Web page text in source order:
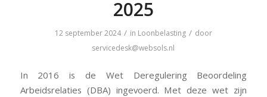
2025
12 september 2024 / in Loonbelasting / door
servicedesk@websols.nl
In 2016 is de Wet Deregulering Beoordeling
Arbeidsrelaties (DBA) ingevoerd. Met deze wet zijn